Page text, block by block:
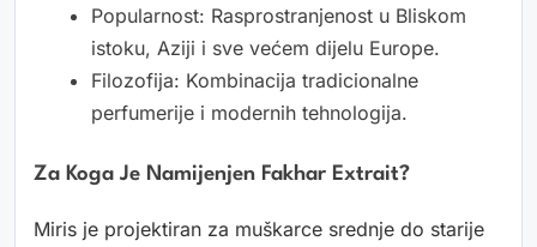
Popularnost: Rasprostranjenost u Bliskom
istoku, Aziji i sve većem dijelu Europe.
Filozofija: Kombinacija tradicionalne
perfumerije i modernih tehnologija.
Za Koga Je Namijenjen Fakhar Extrait?
Miris je projektiran za muškarce srednje do starije